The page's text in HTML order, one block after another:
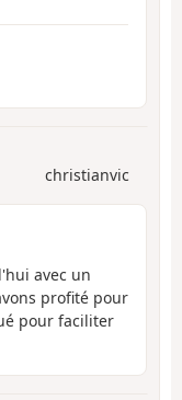
christianvic
avec un
profité pour
pour faciliter